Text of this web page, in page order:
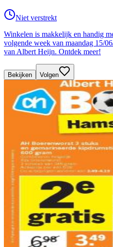
Niet verstrekt
Winkelen is makkelijk en handig
volgende week van maandag 15/
van Albert Heijn. Ontdek meer!
Bekijken Volgen